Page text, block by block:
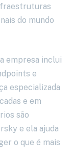
do mundo
empresa inclui
e
especializada
e em
são
e ela ajuda
o que é mais